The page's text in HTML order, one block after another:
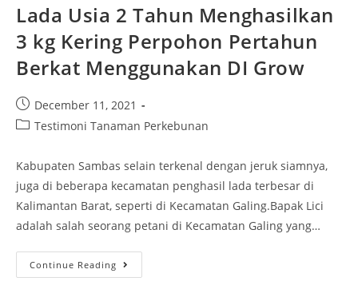
Lada Usia 2 Tahun Menghasilkan
3 kg Kering Perpohon Pertahun
Berkat Menggunakan DI Grow
December 11, 2021
Testimoni Tanaman Perkebunan
Kabupaten Sambas selain terkenal dengan jeruk siamnya,
juga di beberapa kecamatan penghasil lada terbesar di
Kalimantan Barat, seperti di Kecamatan Galing.Bapak Lici
adalah salah seorang petani di Kecamatan Galing yang…
Continue Reading